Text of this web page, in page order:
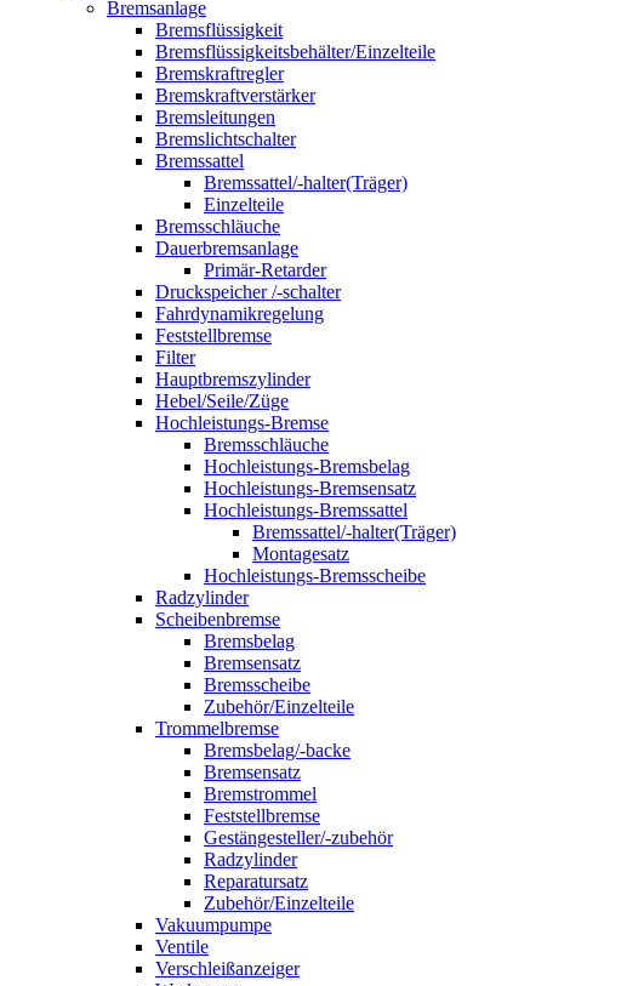
Bremsanlage
Bremsflüssigkeit
Bremsflüssigkeitsbehälter/Einzelteile
Bremskraftregler
Bremskraftverstärker
Bremsleitungen
Bremslichtschalter
Bremssattel
Bremssattel/-halter(Träger)
Einzelteile
Bremsschläuche
Dauerbremsanlage
Primär-Retarder
Druckspeicher /-schalter
Fahrdynamikregelung
Feststellbremse
Filter
Hauptbremszylinder
Hebel/Seile/Züge
Hochleistungs-Bremse
Bremsschläuche
Hochleistungs-Bremsbelag
Hochleistungs-Bremsensatz
Hochleistungs-Bremssattel
Bremssattel/-halter(Träger)
Montagesatz
Hochleistungs-Bremsscheibe
Radzylinder
Scheibenbremse
Bremsbelag
Bremsensatz
Bremsscheibe
Zubehör/Einzelteile
Trommelbremse
Bremsbelag/-backe
Bremsensatz
Bremstrommel
Feststellbremse
Gestängesteller/-zubehör
Radzylinder
Reparatursatz
Zubehör/Einzelteile
Vakuumpumpe
Ventile
Verschleißanzeiger